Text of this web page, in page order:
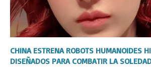
CHINA ESTRENA ROBOTS HUMANOIDES
DISEÑADOS PARA COMBATIR LA